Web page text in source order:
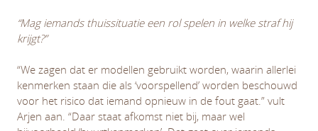
“Mag iemands thuissituatie een rol spelen in welke straf hij
krijgt?”
“We zagen dat er modellen gebruikt worden, waarin allerlei
kenmerken staan die als ‘voorspellend’ worden beschouwd
voor het risico dat iemand opnieuw in de fout gaat.” vult
Arjen aan. “Daar staat afkomst niet bij, maar wel